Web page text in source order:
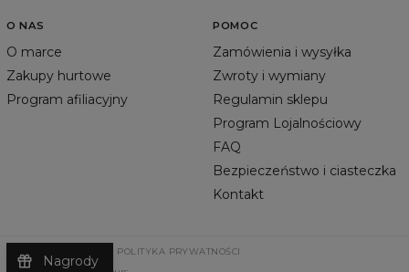
O NAS
O marce
Zakupy hurtowe
Program afiliacyjny
POMOC
Zamówienia i wysyłka
Zwroty i wymiany
Regulamin sklepu
Program Lojalnościowy
FAQ
Bezpieczeństwo i ciasteczka
Kontakt
POLITYKA PRYWATNOŚCI
Nagrody